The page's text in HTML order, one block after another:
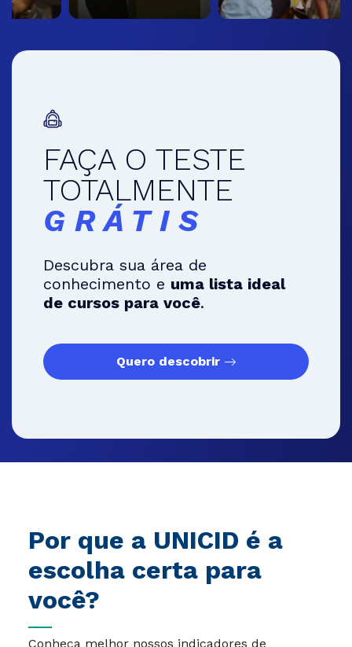
FAÇA O TESTE
TOTALMENTE
GRÁTIS
Descubra sua área de
conhecimento e uma lista ideal
de cursos para você.
Quero descobrir
Por que a UNICID é a
escolha certa para
você?
Conheça melhor nossos indicadores de